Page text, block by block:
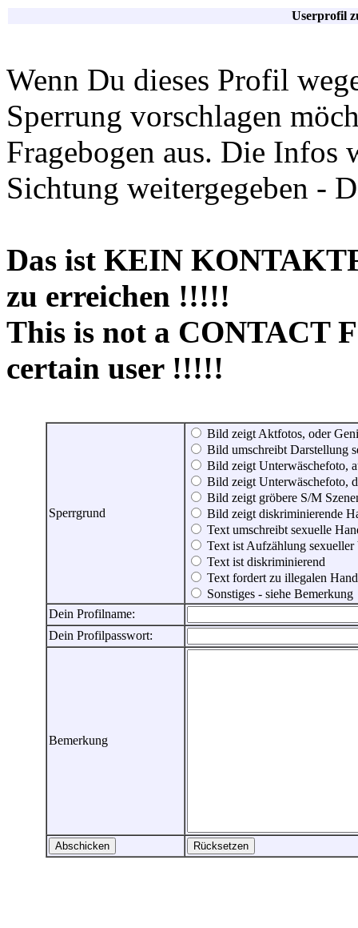
Userprofil
Wenn Du dieses Profil
Sperrung vorschlagen
Fragebogen aus. Die Infos
Sichtung weitergegeben -
Das ist KEIN
zu erreichen !!!!!
This is not a CONTACT
certain user !!!!!
Sperrgrund
Bild zeigt Aktfotos, oder
Bild umschreibt Darstellung
Bild zeigt Unterwäschefoto,
Bild zeigt Unterwäschefoto,
Bild zeigt gröbere S/M
Bild zeigt diskriminierende
Text umschreibt sexuelle
Text ist Aufzählung sexueller
Text ist diskriminierend
Text fordert zu illegalen
Sonstiges - siehe Bemerkung
Dein Profilname:
Dein Profilpasswort:
Bemerkung